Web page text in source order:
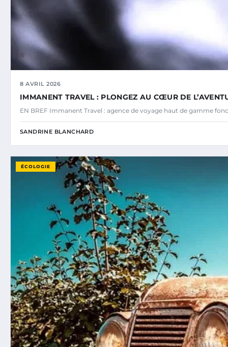
8 AVRIL 2026
IMMANENT TRAVEL : PLONGEZ AU CŒUR DE
EN BREF Immanent Travel : agence de voyage haut de gamme
SANDRINE BLANCHARD
ÉCOLOGIE